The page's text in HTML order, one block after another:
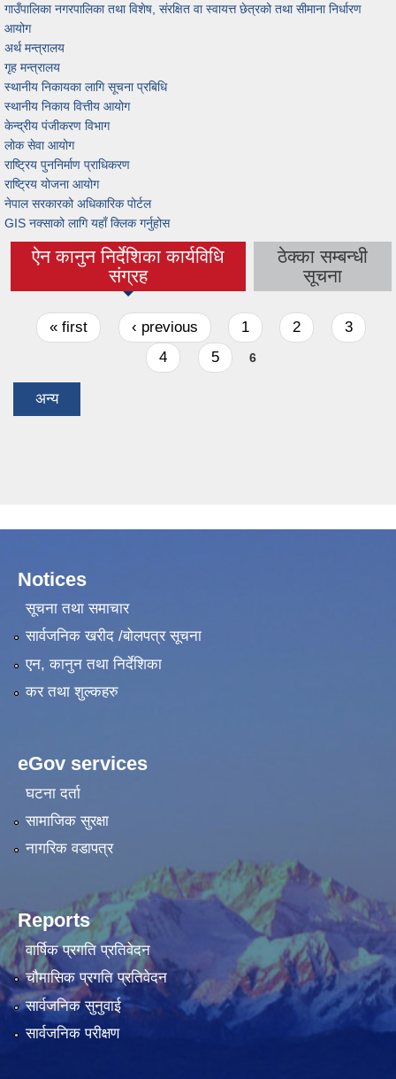
गाउँपालिका नगरपालिका तथा विशेष, संरक्षित वा स्वायत्त छेत्रको तथा सीमाना निर्धारण
आयोग
अर्थ मन्त्रालय
गृह मन्त्रालय
स्थानीय निकायका लागि सूचना प्रबिधि
स्थानीय निकाय वित्तीय आयोग
केन्द्रीय पंजीकरण विभाग
लोक सेवा आयोग
राष्ट्रिय पुननिर्माण प्राधिकरण
राष्ट्रिय योजना आयोग
नेपाल सरकारको अधिकारिक पोर्टल
GIS नक्साको लागि यहाँ क्लिक गर्नुहोस
ऐन कानुन निर्देशिका कार्यविधि
संग्रह
(active tab)
ठेक्का सम्बन्धी
सूचना
Pages
« first ‹ previous 1 2
3
4
5 6
अन्य
Notices
सूचना तथा समाचार
सार्वजनिक खरीद /बोलपत्र सूचना
एन, कानुन तथा निर्देशिका
कर तथा शुल्कहरु
eGov services
घटना दर्ता
सामाजिक सुरक्षा
नागरिक वडापत्र
Reports
वार्षिक प्रगति प्रतिवेदन
चौमासिक प्रगति प्रतिवेदन
सार्वजनिक सुनुवाई
सार्वजनिक परीक्षण